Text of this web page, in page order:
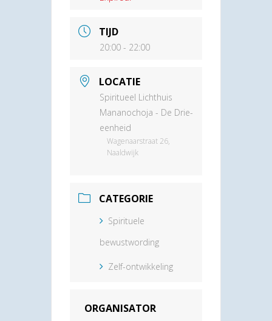
TIJD
20:00 - 22:00
LOCATIE
Spiritueel Lichthuis
Mananochoja - De Drie-
eenheid
Wagenaarstraat 26,
Naaldwijk
CATEGORIE
Spirituele
bewustwording
Zelf-ontwikkeling
ORGANISATOR